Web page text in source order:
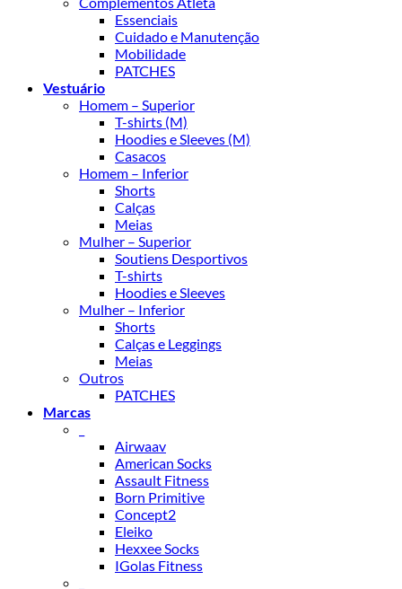
Essenciais
Cuidado e Manutenção
Mobilidade
PATCHES
Vestuário
Homem – Superior
T-shirts (M)
Hoodies e Sleeves (M)
Casacos
Homem – Inferior
Shorts
Calças
Meias
Mulher – Superior
Soutiens Desportivos
T-shirts
Hoodies e Sleeves
Mulher – Inferior
Shorts
Calças e Leggings
Meias
Outros
PATCHES
Marcas
Airwaav
American Socks
Assault Fitness
Born Primitive
Concept2
Eleiko
Hexxee Socks
IGolas Fitness